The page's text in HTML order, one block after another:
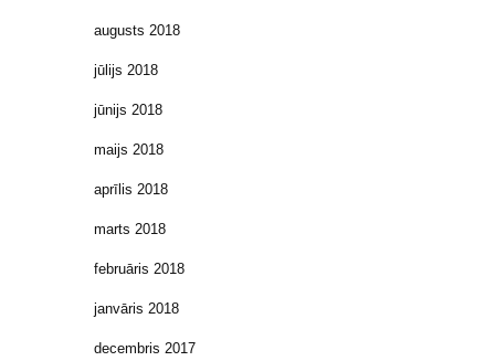
augusts 2018
jūlijs 2018
jūnijs 2018
maijs 2018
aprīlis 2018
marts 2018
februāris 2018
janvāris 2018
decembris 2017